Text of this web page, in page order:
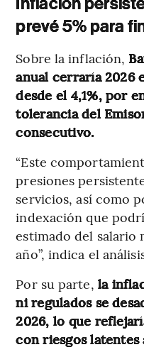
prevé 5% para
Sobre la inflación,
anual cerraría 2026
desde el 4,1%, por
tolerancia del
consecutivo.
“Este
presiones
servicios, así como
indexación que
estimado del
año”, indica el
Por su parte, la
ni regulados se
2026, lo que
con riesgos latentes